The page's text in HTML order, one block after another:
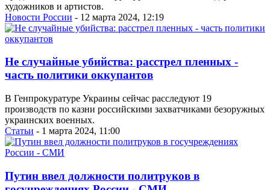
художников и артистов.
Новости России - 12 марта 2024, 12:19
Не случайные убийства: расстрел пленных -
часть политики оккупантов
В Генпрокуратуре Украины сейчас расследуют 19
производств по казни российскими захватчиками безоружных
украинских военных.
Статьи - 1 марта 2024, 11:00
Путин ввел должности политруков в